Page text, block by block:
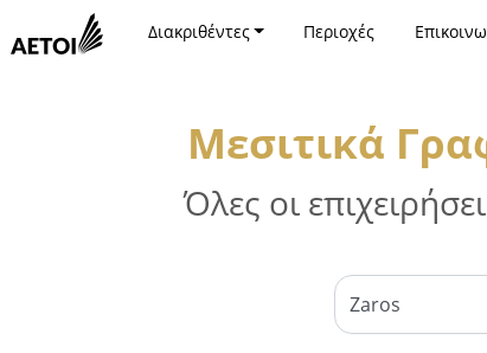
Διακριθέντες Περιοχές
Μεσιτικά
Όλες οι